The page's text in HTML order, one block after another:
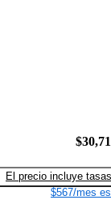
El precio incluye tasas
$567/mes